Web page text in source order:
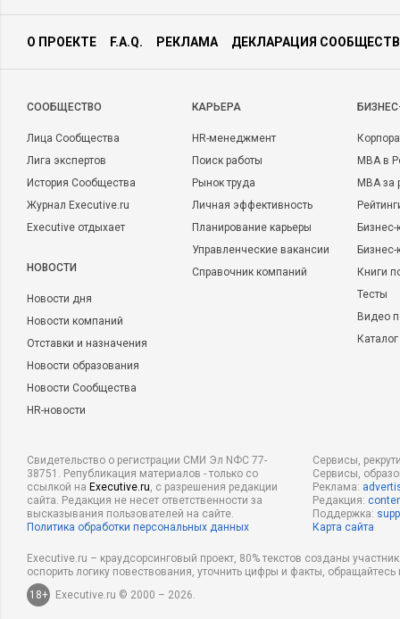
О ПРОЕКТЕ F.A.Q. РЕКЛАМА ДЕКЛАРАЦИЯ
CООБЩЕСТВО
Лица Сообщества
Лига экспертов
История Сообщества
Журнал Executive.ru
Executive отдыхает
НОВОСТИ
Новости дня
Новости компаний
Отставки и назначения
Новости образования
Новости Сообщества
HR-новости
КАРЬЕРА
HR-менеджмент
Поиск работы
Рынок труда
Личная эффективность
Планирование карьеры
Управленческие вакансии
Справочник компаний
MBA в
MBA
Бизнес-
Книги
Тесты
Видео
Свидетельство о регистрации СМИ Эл NФС 77-
38751. Републикация материалов - только со
ссылкой на Executive.ru, с разрешения редакции
сайта. Редакция не несет ответственности за
высказывания пользователей на сайте.
Политика обработки персональных данных
Сервисы,
Сервисы,
Реклама:
Редакция:
Поддержка:
Карта сайта
Executive.ru – краудсорсинговый проект, 80% текстов созданы
оспорить логику повествования, уточнить цифры и факты,
18+
Executive.ru © 2000 – 2026.